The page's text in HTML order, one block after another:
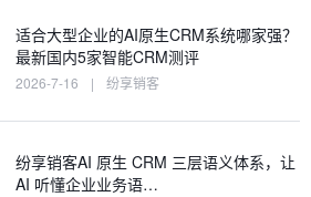
适合大型企业的AI原生CRM系统哪家强？
最新国内5家智能CRM测评
2026-7-16 | 纷享销客
纷享销客AI 原生 CRM 三层语义体系，让
AI 听懂企业业务语…